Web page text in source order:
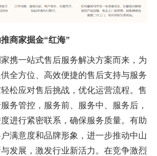
商家掘金“红海”
携一站式售后服务解决方案而来，为
全方位、高效便捷的售后支持与服务
松应对售后挑战，优化运营流程。售
务管控，服务前、服务中、服务后，
进行紧密联系，确保服务质量。有助
满意度和品牌形象，进一步推动中山
发展，激发行业新活力。在竞争激烈